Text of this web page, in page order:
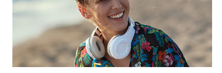
SUSCRÍBASE